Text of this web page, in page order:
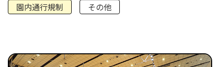
園内通行規制
その他